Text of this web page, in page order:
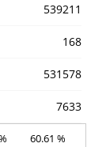
539211
168
531578
7633
60.61 %